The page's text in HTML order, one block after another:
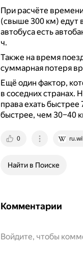
При расчёте
(свыше 300 км) едут
автобуса есть
ч.
Также на время
суммарная потеря
Ещё один фактор,
в соседних странах.
права ехать
быстрее, чем 30–40
0
Найти в Поиске
Комментарии
Войдите, чтобы